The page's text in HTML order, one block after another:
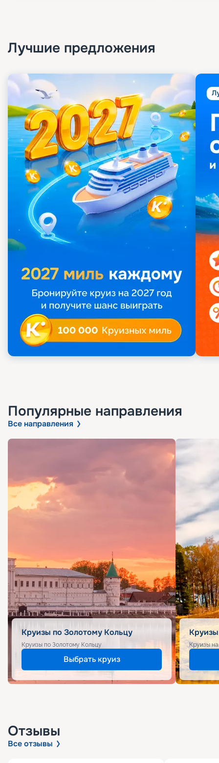
Лучшие предложения
Популярные направления
Все направления
Круизы по Золотому Кольцу
Круизы по Золотому Кольцу
Выбрать круиз
Круизы
Отзывы
Все отзывы